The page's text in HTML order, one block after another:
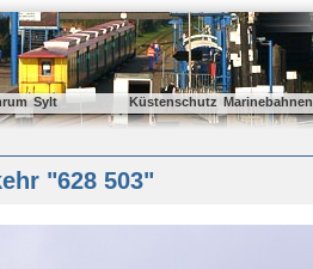
Sylt Küstenschutz Marinebahnen
"628 503"